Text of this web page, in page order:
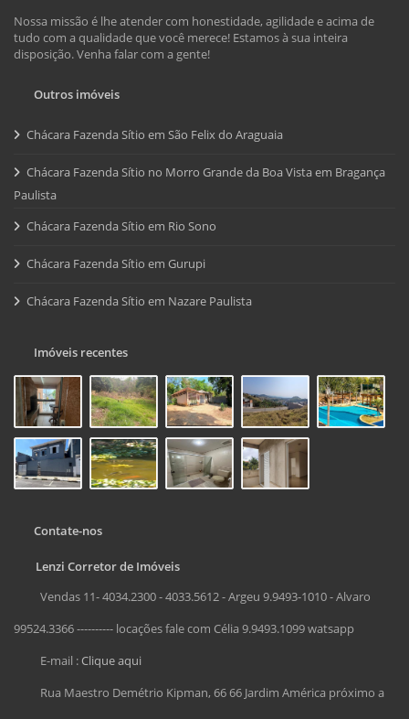
Nossa missão é lhe atender com honestidade, agilidade e acima de
tudo com a qualidade que você merece! Estamos à sua inteira
disposição. Venha falar com a gente!
Outros imóveis
Chácara Fazenda Sítio em São Felix do Araguaia
Chácara Fazenda Sítio no Morro Grande da Boa Vista em Bragança
Paulista
Chácara Fazenda Sítio em Rio Sono
Chácara Fazenda Sítio em Gurupi
Chácara Fazenda Sítio em Nazare Paulista
Imóveis recentes
Contate-nos
Lenzi Corretor de Imóveis
Vendas 11- 4034.2300 - 4033.5612 - Argeu 9.9493-1010 - Alvaro
99524.3366 ---------- locações fale com Célia 9.9493.1099 watsapp
E-mail :Clique aqui
Rua Maestro Demétrio Kipman, 66 66 Jardim América próximo a